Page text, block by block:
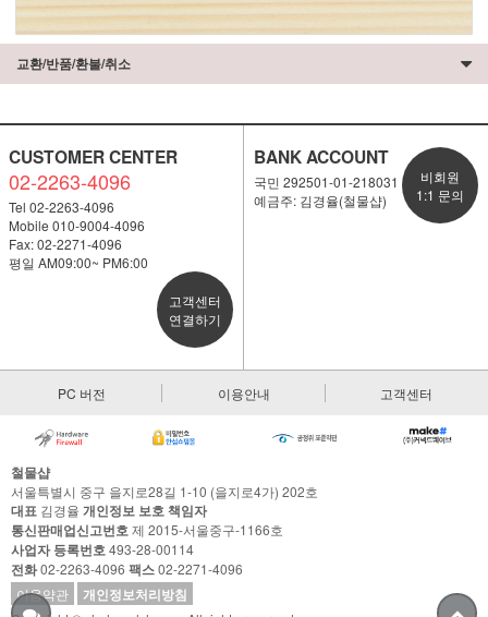
교환/반품/환불/취소
CUSTOMER CENTER
02-2263-4096
Tel 02-2263-4096
Mobile 010-9004-4096
Fax: 02-2271-4096
평일 AM09:00~ PM6:00
고객센터
연결하기
BANK ACCOUNT
국민 292501-01-218031
예금주: 김경율(철물샵)
비회원
1:1 문의
PC 버전 이용안내 고객센터
철물샵
서울특별시 중구 을지로28길 1-10 (을지로4가) 202호
대표 김경율 개인정보 보호 책임자
통신판매업신고번호제 2015-서울중구-1166호
사업자 등록번호493-28-00114
전화02-2263-4096 팩스02-2271-4096
이용약관
개인정보처리방침